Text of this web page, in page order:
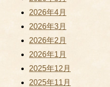
2026年4月
2026年3月
2026年2月
2026年1月
2025年12月
2025年11月